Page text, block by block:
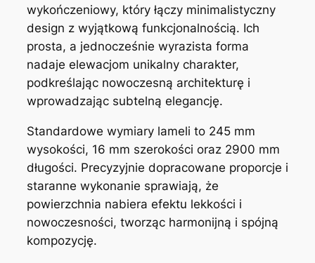
wykończeniowy, który łączy minimalistyczny
design z wyjątkową funkcjonalnością. Ich
prosta, a jednocześnie wyrazista forma
nadaje elewacjom unikalny charakter,
podkreślając nowoczesną architekturę i
wprowadzając subtelną elegancję.
Standardowe wymiary lameli to 245 mm
wysokości, 16 mm szerokości oraz 2900 mm
długości. Precyzyjnie dopracowane proporcje i
staranne wykonanie sprawiają, że
powierzchnia nabiera efektu lekkości i
nowoczesności, tworząc harmonijną i spójną
kompozycję.